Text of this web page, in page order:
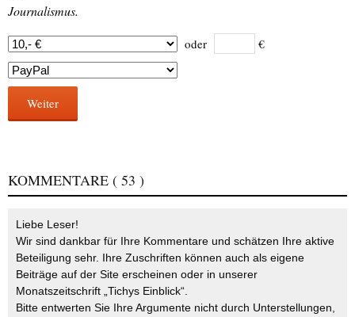
Journalismus.
oder €
Weiter
KOMMENTARE ( 53 )
Liebe Leser!
Wir sind dankbar für Ihre Kommentare und schätzen Ihre aktive
Beteiligung sehr. Ihre Zuschriften können auch als eigene
Beiträge auf der Site erscheinen oder in unserer
Monatszeitschrift „Tichys Einblick“.
Bitte entwerten Sie Ihre Argumente nicht durch Unterstellungen,